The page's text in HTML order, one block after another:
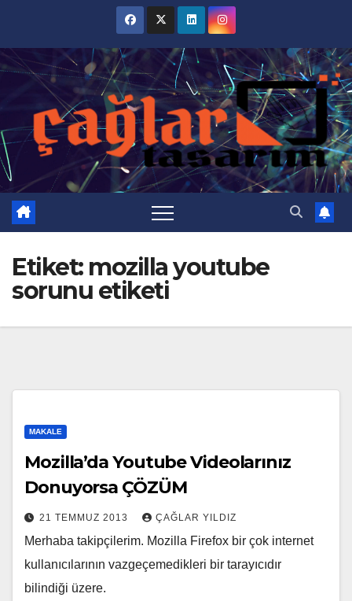
content
Etiket: mozilla youtube
sorunu etiketi
MAKALE
Mozilla’da Youtube Videolarınız
Donuyorsa ÇÖZÜM
21 TEMMUZ 2013 ÇAĞLAR YILDIZ
Merhaba takipçilerim. Mozilla Firefox bir çok internet
kullanıcılarının vazgeçemedikleri bir tarayıcıdır
bilindiği üzere.